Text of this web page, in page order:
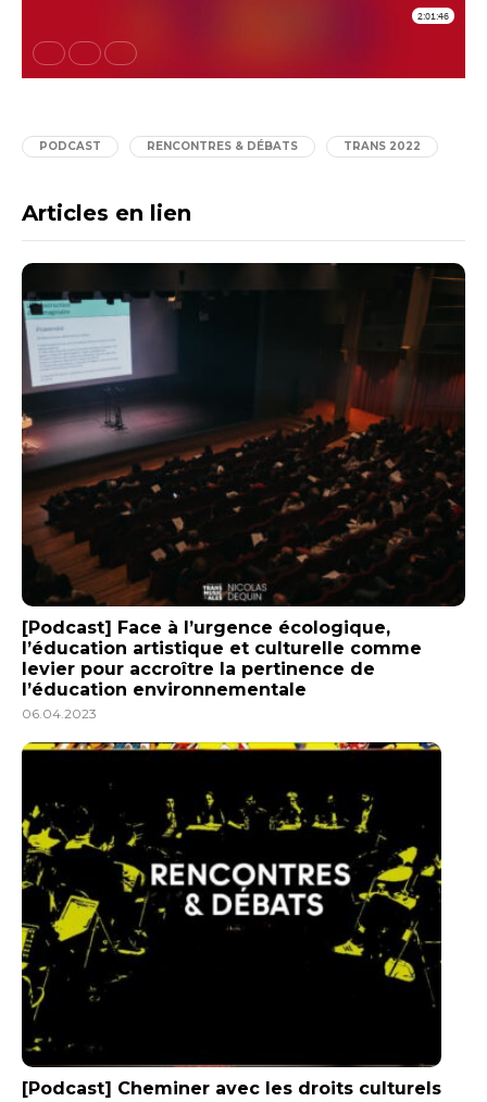
PODCAST RENCONTRES & DÉBATS TRANS 2022
Articles en lien
[Podcast] Face à l’urgence écologique,
l’éducation artistique et culturelle comme
levier pour accroître la pertinence de
l’éducation environnementale
06.04.2023
[Podcast] Cheminer avec les droits culturels